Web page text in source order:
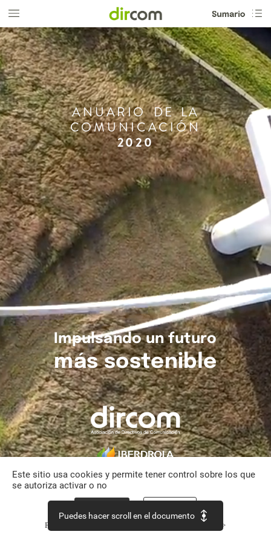
Este sitio usa cookies y permite tener control sobre los que
se autoriza activar o no
Política de confidencialidad Continuar sin aceptar >
ANUARIO DE LA
COMUNICACIÓN
2020
Impulsando un futuro
más sostenible
Puedes hacer scroll en el documento